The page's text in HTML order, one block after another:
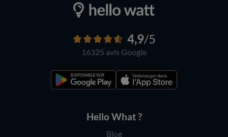
4,9/5
16325 avis Google
Hello What ?
Blog